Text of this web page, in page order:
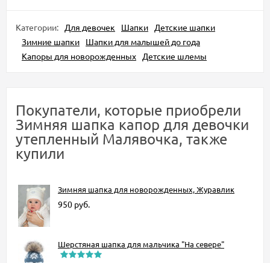
Категории: Для девочек Шапки
Детские шапки
Зимние шапки
Шапки для малышей до года
Капоры для новорожденных
Детские шлемы
Покупатели, которые приобрели
Зимняя шапка капор для девочки
утепленный Малявочка, также
купили
Зимняя шапка для новорожденных, Журавлик
950 руб.
Шерстяная шапка для мальчика "На севере"